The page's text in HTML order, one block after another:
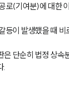
로(기여분)에 대한
등이 발생했을 때
은 단순히 법정 상속
.